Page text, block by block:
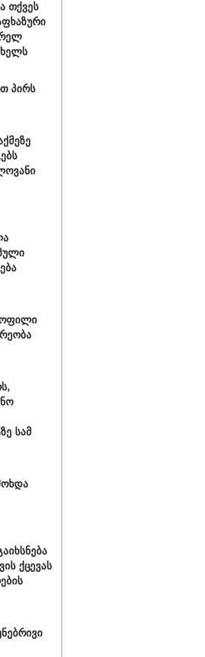
თქვეს
ხელს
პირს
სამ
ქცევას